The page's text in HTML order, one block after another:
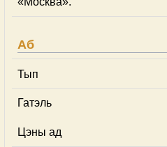
Аб
Тып
Гатэль
Цэны ад